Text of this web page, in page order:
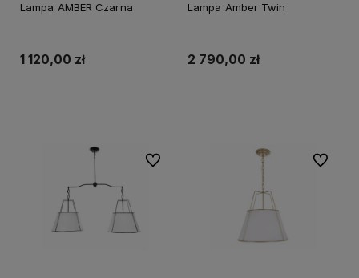
Lampa AMBER Czarna
1 120,00 zł
Lampa Amber Twin
2 790,00 zł
Do ulubionych Do